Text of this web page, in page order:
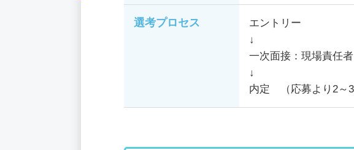
選考プロセス
エントリー
↓
一次面接：現場責任
↓
内定 （応募より2～3